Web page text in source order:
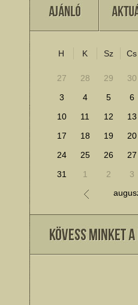
A múlt jövője
2026-07-27
További cikkek
H K Sz Cs
27 28 29 30
3
4 5 6
10
11 12 13
17
18 19 20
24
25 26 27
31
1 2 3